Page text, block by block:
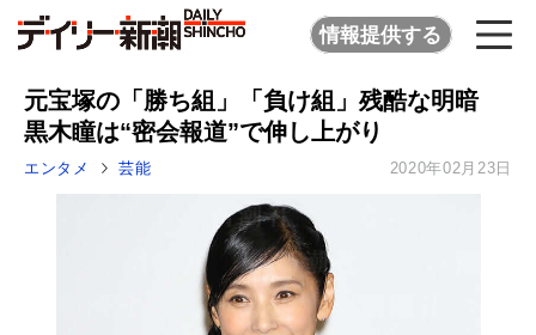
情報提供する
元宝塚の「勝ち組」「負け組」残酷な明暗
黒木瞳は“密会報道”で伸し上がり
エンタメ 芸能 2020年02月23日